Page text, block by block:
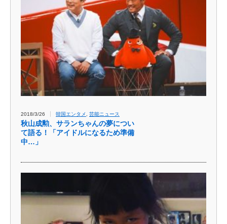
2018/3/26 韓国エンタメ 芸能ニュース
秋山成勲、サランちゃんの夢につい
て語る！「アイドルになるため準備
中…」